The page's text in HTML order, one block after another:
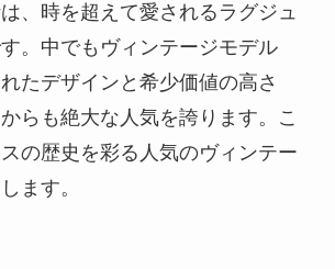
、時を超えて愛されるラグジュ
。中でもヴィンテージモデル
たデザインと希少価値の高さ
らも絶大な人気を誇ります。こ
の歴史を彩る人気のヴィンテー
ます。